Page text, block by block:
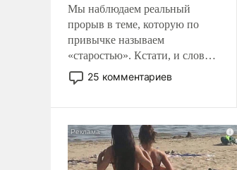
с Ираном.
Мы наблюдаем реальный
прорыв в теме, которую по
привычке называем
«старостью». Кстати, и слово-
то это уже стараются не
использовать – так же, как
что оно уже несет негативные
коннотации.
25 комментариев